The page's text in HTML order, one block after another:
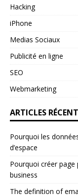
Hacking
iPhone
Medias Sociaux
Publicité en ligne
SEO
Webmarketing
ARTICLES
Pourquoi les
d’espace
Pourquoi créer
business
The definition of